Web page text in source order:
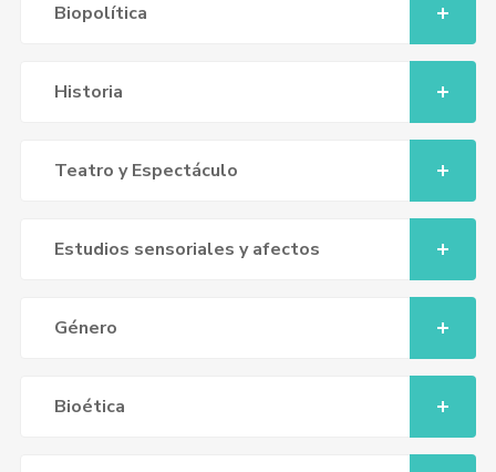
Biopolítica
Historia
Teatro y Espectáculo
Estudios sensoriales y afectos
Género
Bioética